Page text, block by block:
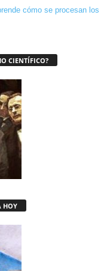
cómo se procesan los
CIENTÍFICO?
HOY